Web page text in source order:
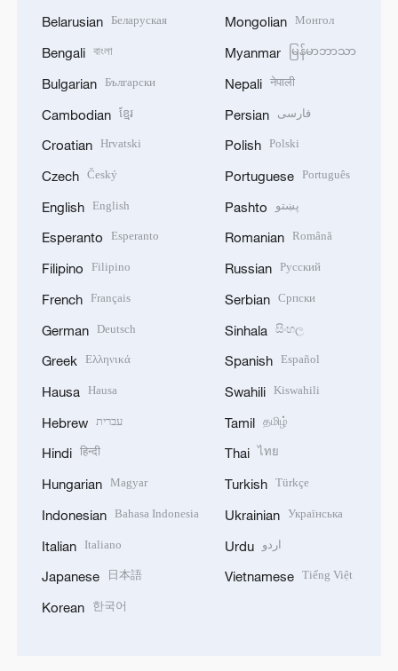
Belarusian Беларуская
Bengali বাংলা
Bulgarian Български
Cambodian ខ្មែរ
Croatian Hrvatski
Czech Český
English English
Esperanto Esperanto
Filipino Filipino
French Français
German Deutsch
Greek Ελληνικά
Hausa Hausa
Hebrew עברית
Hindi हिन्दी
Hungarian Magyar
Indonesian Bahasa Indonesia
Italian Italiano
Japanese 日本語
Korean 한국어
Mongolian Монгол
Myanmar မြန်မာဘာသာ
Nepali नेपाली
Persian فارسی
Polish Polski
Portuguese Português
Pashto پښتو
Romanian Română
Russian Русский
Serbian Српски
Sinhala සිංහල
Spanish Español
Swahili Kiswahili
Tamil தமிழ்
Thai ไทย
Turkish Türkçe
Ukrainian Українська
Urdu اردو
Vietnamese Tiếng Việt